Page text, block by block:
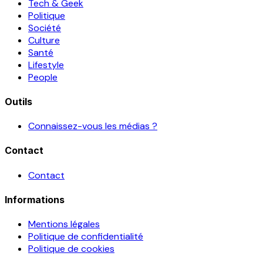
Tech & Geek
Politique
Société
Culture
Santé
Lifestyle
People
Outils
Connaissez-vous les médias ?
Contact
Contact
Informations
Mentions légales
Politique de confidentialité
Politique de cookies